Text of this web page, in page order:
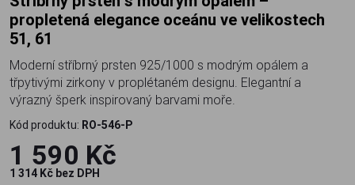
propletená elegance oceánu ve velikostech
51, 61
Moderní stříbrný prsten 925/1000 s modrým opálem a
třpytivými zirkony v proplétaném designu. Elegantní a
výrazný šperk inspirovaný barvami moře.
Kód produktu: RO-546-P
1 590 Kč
1 314 Kč bez DPH